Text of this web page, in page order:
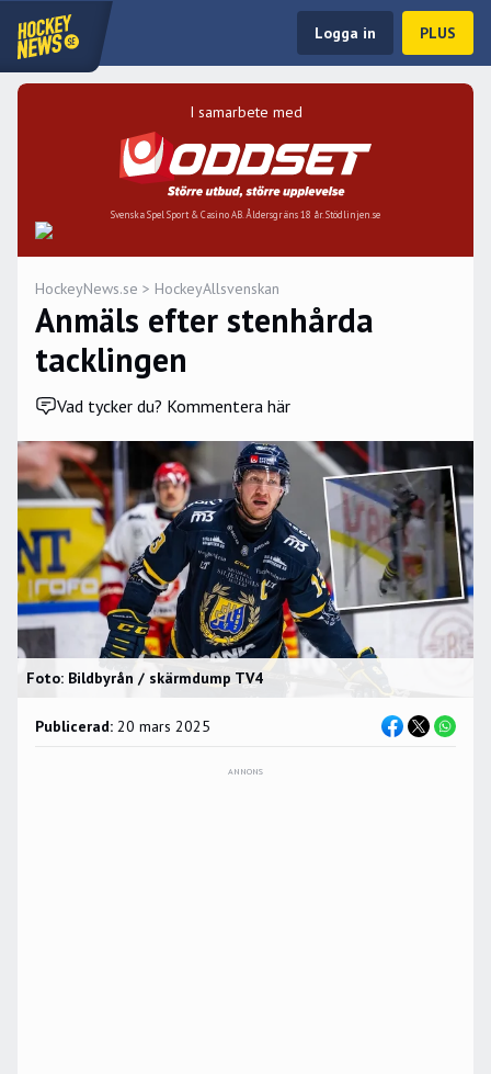
Logga in PLUS
I samarbete med
Svenska Spel Sport & Casino AB. Åldersgräns 18 år. Stödlinjen.se
HockeyNews.se > HockeyAllsvenskan
Anmäls efter stenhårda
tacklingen
Vad tycker du? Kommentera här
Foto: Bildbyrån / skärmdump TV4
Publicerad: 20 mars 2025
ANNONS